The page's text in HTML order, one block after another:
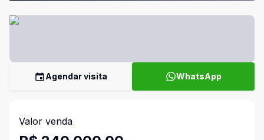
Agendar visita WhatsApp
Valor venda